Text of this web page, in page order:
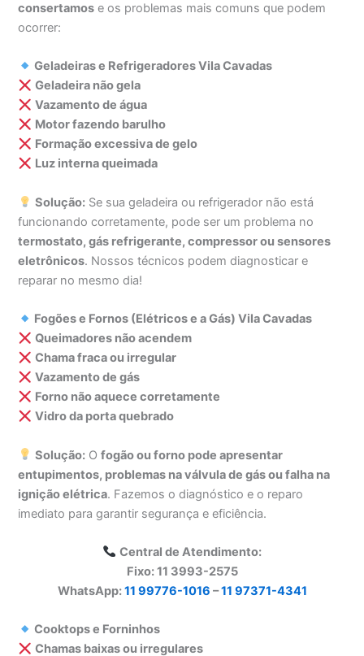
consertamos e os problemas mais comuns que podem
ocorrer:
Geladeiras e Refrigeradores Vila Cavadas
Geladeira não gela
Vazamento de água
Motor fazendo barulho
Formação excessiva de gelo
Luz interna queimada
Solução: Se sua geladeira ou refrigerador não está
funcionando corretamente, pode ser um problema no
termostato, gás refrigerante, compressor ou sensores
eletrônicos. Nossos técnicos podem diagnosticar e
reparar no mesmo dia!
Fogões e Fornos (Elétricos e a Gás) Vila Cavadas
Queimadores não acendem
Chama fraca ou irregular
Vazamento de gás
Forno não aquece corretamente
Vidro da porta quebrado
Solução: Ofogão ou forno pode apresentar
entupimentos, problemas na válvula de gás ou falha na
ignição elétrica. Fazemos o diagnóstico e o reparo
imediato para garantir segurança e eficiência.
Central de Atendimento:
Fixo: 11 3993-2575
WhatsApp:11 99776-1016 –11 97371-4341
Cooktops e Forninhos
Chamas baixas ou irregulares